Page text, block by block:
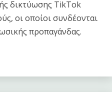
δικτύωσης TikTok
οι οποίοι συνδέονται
προπαγάνδας.